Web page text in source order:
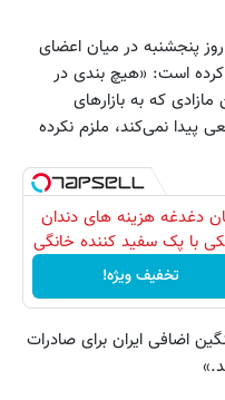
روز پنجشنبه در میان اعضای
کرده است: «هیچ بندی در
که به بازارهای
پیدا نمی‌کند، ملزم نکرده
دغدغه هزینه های دندان
با پک سفید کننده خانگی
تخفیف ویژه!
اضافی ایران برای صادرات